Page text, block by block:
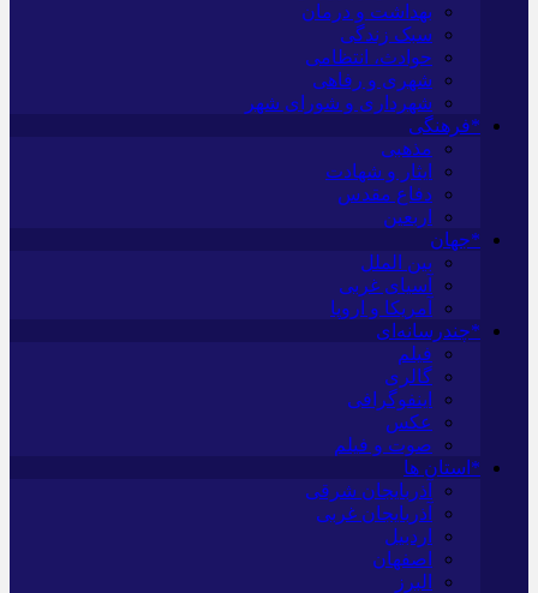
بهداشت و درمان
سبک زندگی
حوادث، انتظامی
شهری و رفاهی
شهرداری و شورای شهر
*فرهنگی
مذهبی
ایثار و شهادت
دفاع مقدس
اربعین
*جهان
بین الملل
آسیای غربی
آمریکا و اروپا
*چندرسانه‌ای
فیلم
گالری
اینفوگرافی
عکس
صوت و فیلم
*استان ها
آذربایجان شرقی
آذربایجان غربی
اردبیل
اصفهان
البرز